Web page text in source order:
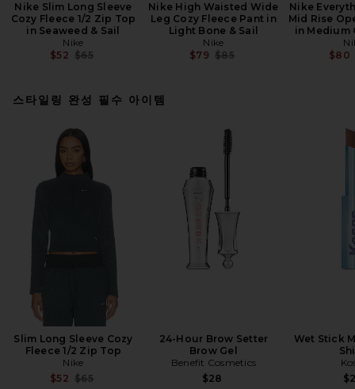
Nike Slim Long Sleeve
Cozy Fleece 1/2 Zip Top
in Seaweed & Sail
Nike
$52 Previous price:
$65
Nike High Waisted Wide
Leg Cozy Fleece Pant in
Light Bone & Sail
Nike
$79 Previous price:
$85
Nike
Mid Rise
in Medium
$80
스타일링 완성 필수 아이템
Slim Long Sleeve Cozy
Fleece 1/2 Zip Top
Nike
$52 Previous price:
$65
24-Hour Brow Setter
Brow Gel
Benefit Cosmetics
$28
Wet Stick